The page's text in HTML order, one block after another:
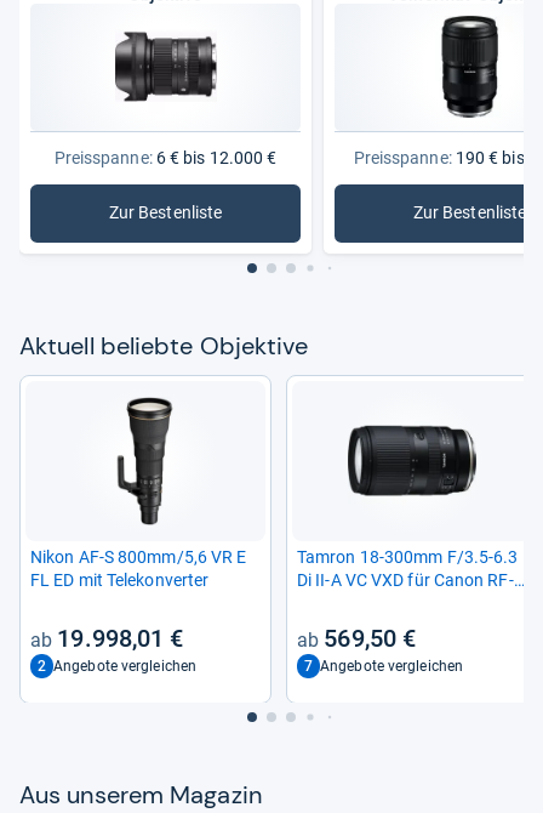
Preisspanne:6 € bis 12.000 €
Zur Bestenliste
: Objektive
Preisspanne:190 € bis
Zur Bestenliste
:
Aktu­ell beliebte Objek­tive
Nikon AF-​S 800mm/5,6 VR E
FL ED mit Tele­kon­ver­ter
19.998,01 €
2 Angebote vergleichen
Tam­ron 18-​300mm F/3.5-​6.3
Di II-​A VC VXD für Canon RF-​
569,50 €
7 Angebote vergleichen
Aus unse­rem Maga­zin